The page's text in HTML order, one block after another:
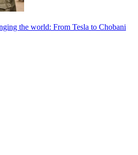
the world: From Tesla to Chobani